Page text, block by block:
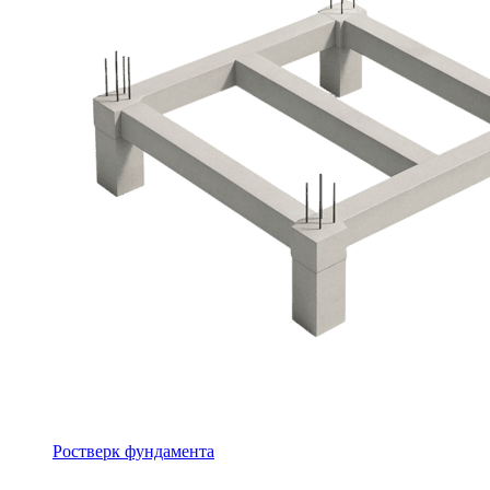
Ростверк фундамента